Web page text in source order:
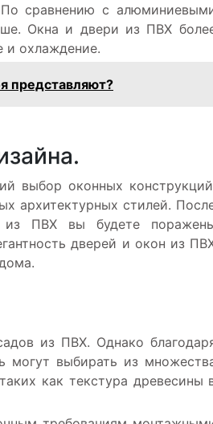
По сравнению с
Окна и двери из ПВХ
и охлаждение.
представляют?
выбор оконных
архитектурных стилей.
из ПВХ вы будете
дверей и окон из
из ПВХ. Однако
могут выбирать из
как текстура древесины